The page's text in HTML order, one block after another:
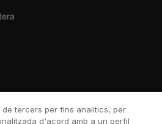
de tercers per fins analítics, per
d'acord amb a un perfil